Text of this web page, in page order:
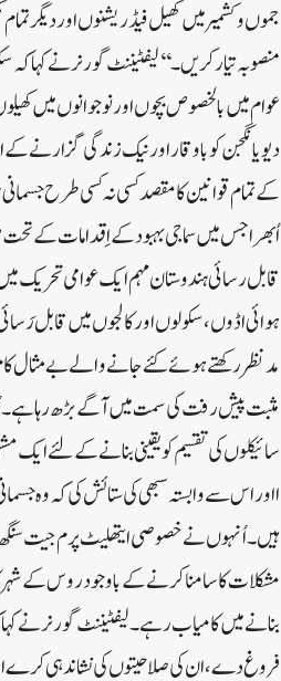
جموں و کشمیر میں کھیل فیڈریشنوں اور دیگر
منصوبہ تیار کریں۔‘‘لیفٹیننٹ گورنر نے کہا
عوام میں بالخصوص بچوں اور نوجوانوں میں
اُبھرا جس میں سماجی بہبود کے اِقدامات کے
قابل رسائی ہندوستان مہم ایک عوامی تحریک
ہوائی اڈوں، سکولوں اور کالجوں میں قابل
مدنظر رکھتے ہوئے کئے جانے والے بے مثال
مثبت پیش رفت کی سمت میں آگے بڑھ رہا
سائیکلوں کی تقسیم کو یقینی بنانے کے لئے ایک
ا اور اس سے وابستہ سبھی کی ستائش کی کہ وہ
ہیں۔اُنہوں نے خصوصی ایتھلیٹ پرم جیت
مشکلات کا سامنا کرنے کے باوجود روس کے
بنانے میں کامیاب رہے۔لیفٹیننٹ گورنر نے
فروغ دے، ان کی صلاحیتوں کی نشاندہی کرے